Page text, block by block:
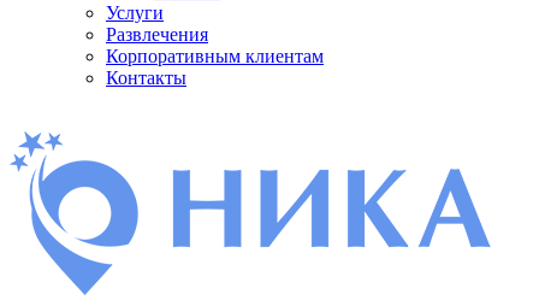
Услуги
Развлечения
Корпоративным клиентам
Контакты